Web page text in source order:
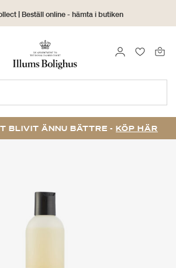
| Beställ online - hämta i butiken
30 dagars returrätt
LOGGA IN
BLIVIT ÄNNU BÄTTRE - KÖP HÄR